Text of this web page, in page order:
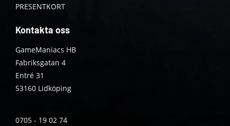
PRESENTKORT
Kontakta oss
GameManiacs HB
Fabriksgatan 4
Entré 31
53160 Lidköping
0705 - 19 02 74